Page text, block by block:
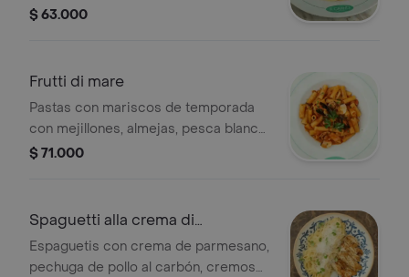
$ 63.000
Frutti di mare
Pastas con mariscos de temporada
con mejillones, almejas, pesca blanca
y calamares.
$ 71.000
Spaguetti alla crema di
parmigiano
Espaguetis con crema de parmesano,
pechuga de pollo al carbón, cremoso